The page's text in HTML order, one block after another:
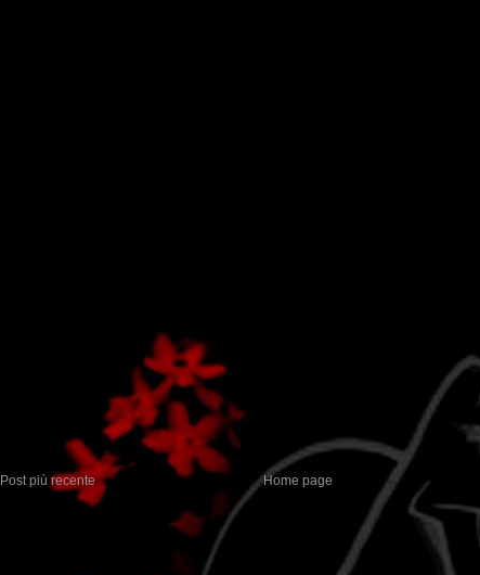
Post più recente Home page